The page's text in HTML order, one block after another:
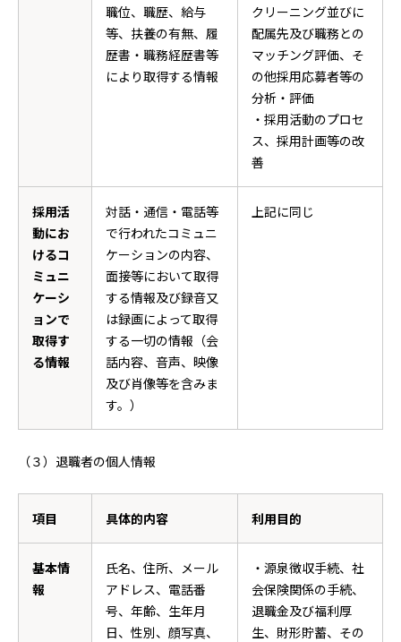
職位、職歴、給与
等、扶養の有無、履
歴書・職務経歴書等
により取得する情報
クリーニング並びに
配属先及び職務との
マッチング評価、そ
の他採用応募者等の
分析・評価
・採用活動のプロセ
ス、採用計画等の改
善
採用活
動にお
けるコ
ミュニ
ケーシ
ョンで
取得す
る情報
対話・通信・電話等
で行われたコミュニ
ケーションの内容、
面接等において取得
する情報及び録音又
は録画によって取得
する一切の情報（会
話内容、音声、映像
及び肖像等を含みま
す。）
上記に同じ
（３）退職者の個人情報
項目 具体的内容 利用目的
基本情
報
氏名、住所、メール
アドレス、電話番
号、年齢、生年月
日、性別、顔写真、
・源泉徴収手続、社
会保険関係の手続、
退職金及び福利厚
生、財形貯蓄、その